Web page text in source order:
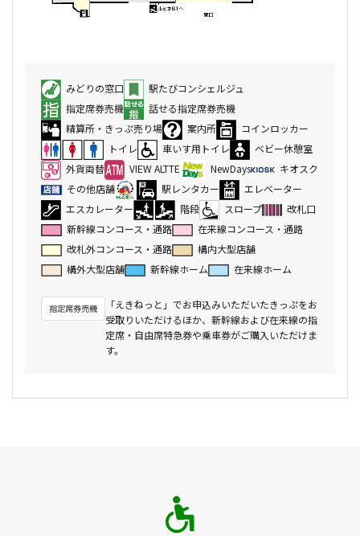
みどりの窓口
駅たびコンシェルジュ
指定席券売機
話せる指定席券売機
精算所・きっぷ売り場
案内所
コインロッカー
トイレ
車いす用トイレ
ベビー休憩室
外貨両替
VIEW ALTTE NewDays
キオスク
その他店舗
駅レンタカー
エレベーター
エスカレーター
階段 スロープ
改札口
新幹線コンコース・通路
在来線コンコース・通路
改札外コンコース・通路
構内大型店舗
構外大型店舗
新幹線ホーム 在来線ホーム
「えきねっと」でお申込みいただいたきっぷをお
受取りいただけるほか、新幹線および在来線の指
定席・自由席特急券や乗車券がご購入いただけま
す。